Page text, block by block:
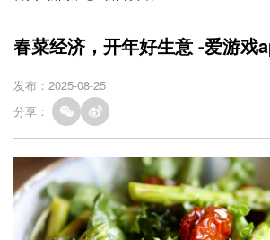
春菜经济，开年好生意 -爱游戏
发布：2025-08-25
分享：